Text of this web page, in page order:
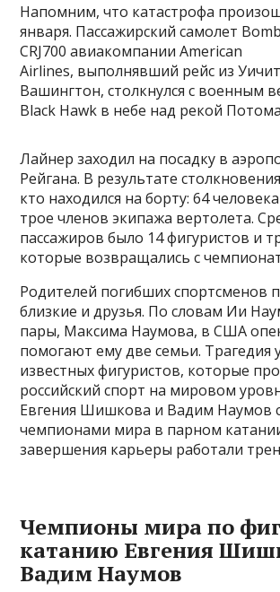
Напомним, что катастрофа
января. Пассажирский самолет
CRJ700 авиакомпании American
Airlines, выполнявший рейс из
Вашингтон, столкнулся с военным
Black Hawk в небе над рекой
Лайнер заходил на посадку в
Рейгана. В результате
кто находился на борту: 64
трое членов экипажа вертолета.
пассажиров было 14 фигуристов и
которые возвращались с
Родителей погибших спортсменов
близкие и друзья. По словам Ии
пары, Максима Наумова, в США
помогают ему две семьи. Трагедия
известных фигуристов, которые
российский спорт на мировом
Евгения Шишкова и Вадим Наумов
чемпионами мира в парном
завершения карьеры работали
Чемпионы мира по
катанию Евгения
Вадим Наумов